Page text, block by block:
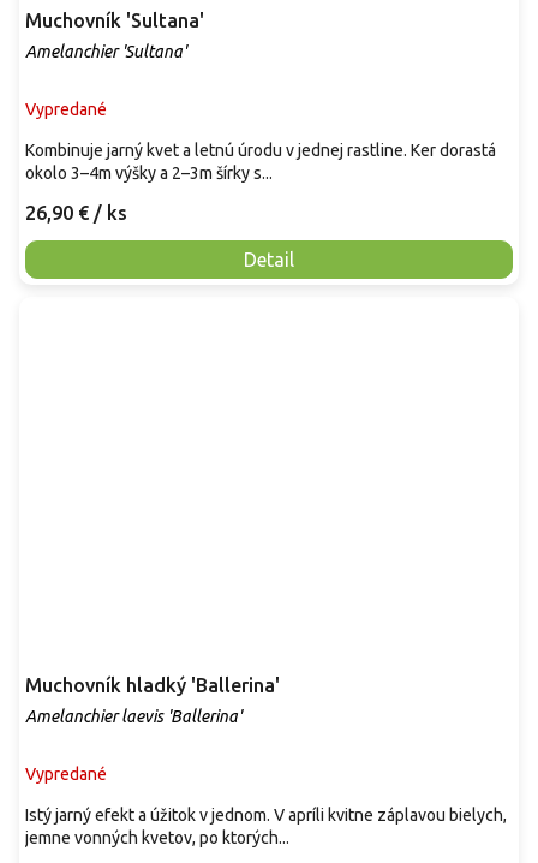
Muchovník 'Sultana'
Amelanchier 'Sultana'
Vypredané
26,90 € / ks
Detail
Kombinuje jarný kvet a letnú úrodu v jednej rastline. Ker dorastá
okolo 3–4m výšky a 2–3m šírky s...
Muchovník hladký 'Ballerina'
Amelanchier laevis 'Ballerina'
Vypredané
Istý jarný efekt a úžitok v jednom. V apríli kvitne záplavou bielych,
jemne vonných kvetov, po ktorých...